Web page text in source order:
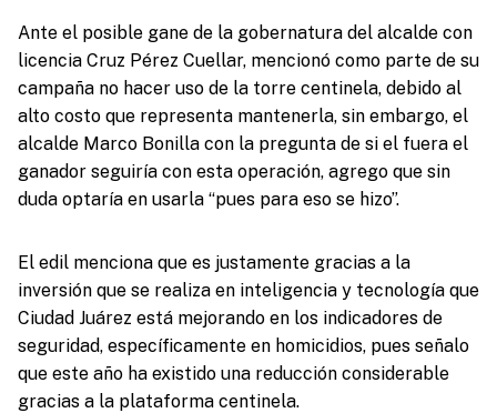
Ante el posible gane de la gobernatura del alcalde con
licencia Cruz Pérez Cuellar, mencionó como parte de su
campaña no hacer uso de la torre centinela, debido al
alto costo que representa mantenerla, sin embargo, el
alcalde Marco Bonilla con la pregunta de si el fuera el
ganador seguiría con esta operación, agrego que sin
duda optaría en usarla “pues para eso se hizo”.
El edil menciona que es justamente gracias a la
inversión que se realiza en inteligencia y tecnología que
Ciudad Juárez está mejorando en los indicadores de
seguridad, específicamente en homicidios, pues señalo
que este año ha existido una reducción considerable
gracias a la plataforma centinela.